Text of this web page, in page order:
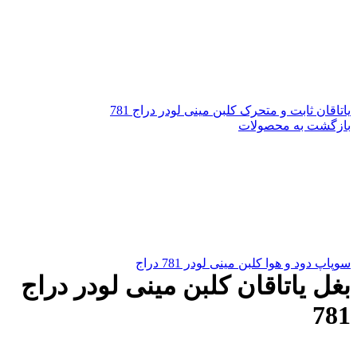
یاتاقان ثابت و متحرک کلبن مینی لودر دراج 781
بازگشت به محصولات
سوپاپ دود و هوا کلبن مینی لودر 781 دراج
بغل یاتاقان کلبن مینی لودر دراج
781